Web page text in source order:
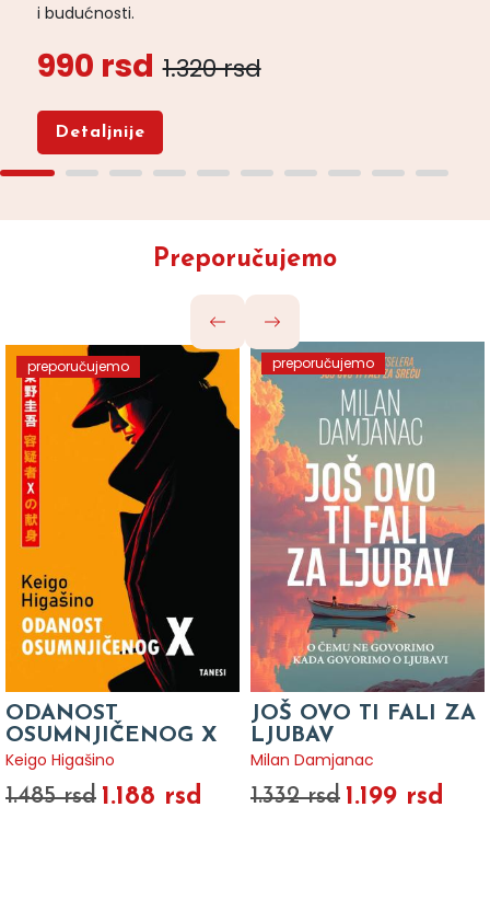
i budućnosti.
990 rsd 1.320 rsd
Detaljnije
Preporučujemo
preporučujemo
ODANOST
OSUMNJIČENOG X
Keigo Higašino
1.485 rsd 1.188 rsd
preporučujemo
JOŠ OVO TI FALI ZA
LJUBAV
Milan Damjanac
1.332 rsd 1.199 rsd